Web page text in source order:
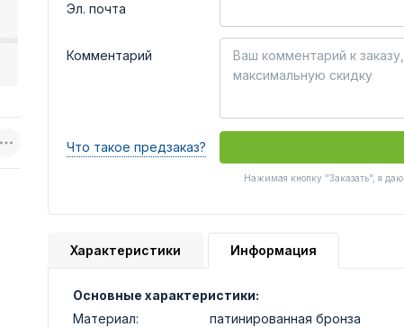
Эл. почта
Комментарий
Что такое предзаказ?
Нажимая кнопку "Заказать", я даю
Характеристики Информация
Основные характеристики:
Материал:
патинированная бронза